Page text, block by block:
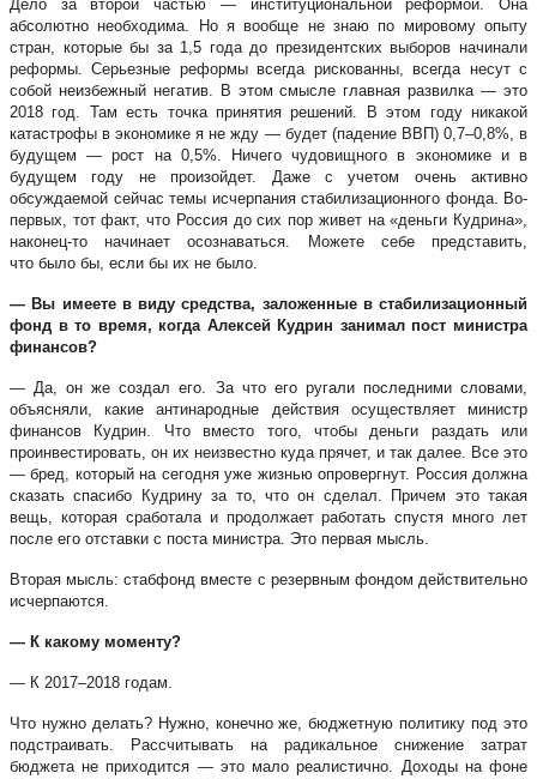
Дело за второй частью — институциональной реформой. Она
абсолютно необходима. Но я вообще не знаю по мировому опыту
стран, которые бы за 1,5 года до президентских выборов начинали
реформы. Серьезные реформы всегда рискованны, всегда несут с
собой неизбежный негатив. В этом смысле главная развилка — это
2018 год. Там есть точка принятия решений. В этом году никакой
катастрофы в экономике я не жду — будет (падение ВВП) 0,7–0,8%, в
будущем — рост на 0,5%. Ничего чудовищного в экономике и в
будущем году не произойдет. Даже с учетом очень активно
обсуждаемой сейчас темы исчерпания стабилизационного фонда. Во-
первых, тот факт, что Россия до сих пор живет на «деньги Кудрина»,
наконец-то начинает осознаваться. Можете себе представить,
что было бы, если бы их не было.
— Вы имеете в виду средства, заложенные в стабилизационный
фонд в то время, когда Алексей Кудрин занимал пост министра
финансов?
— Да, он же создал его. За что его ругали последними словами,
объясняли, какие антинародные действия осуществляет министр
финансов Кудрин. Что вместо того, чтобы деньги раздать или
проинвестировать, он их неизвестно куда прячет, и так далее. Все это
— бред, который на сегодня уже жизнью опровергнут. Россия должна
сказать спасибо Кудрину за то, что он сделал. Причем это такая
вещь, которая сработала и продолжает работать спустя много лет
после его отставки с поста министра. Это первая мысль.
Вторая мысль: стабфонд вместе с резервным фондом действительно
исчерпаются.
— К какому моменту?
— К 2017–2018 годам.
Что нужно делать? Нужно, конечно же, бюджетную политику под это
подстраивать. Рассчитывать на радикальное снижение затрат
бюджета не приходится — это мало реалистично. Доходы на фоне